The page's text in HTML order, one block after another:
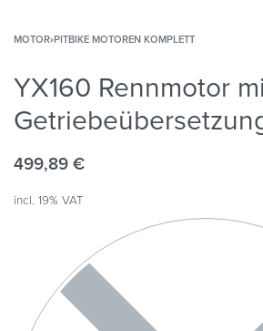
MOTOR›PITBIKE MOTOREN KOMPLETT
YX160 Rennmotor
499,89 €
incl. 19% VAT